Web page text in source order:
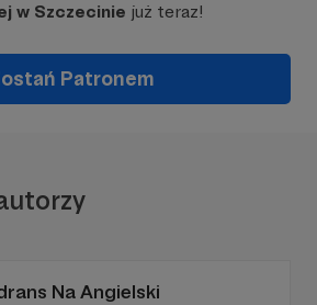
w Szczecinie już teraz!
Patronem
Na Angielski